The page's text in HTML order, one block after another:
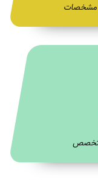
مشخصات